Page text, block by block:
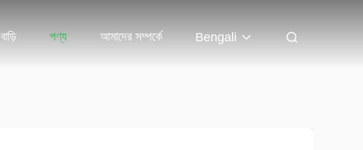
বাড়ি পণ্য আমাদের সম্পর্কে Bengali